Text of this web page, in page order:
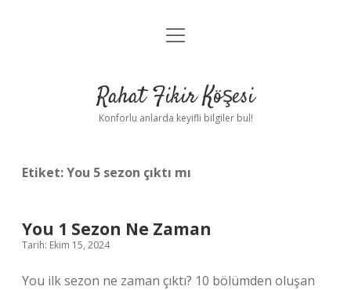
Anasayfa
Yasal Uyarı
menüyü
Rahat Fikir Köşesi
Konforlu anlarda keyifli bilgiler bul!
Etiket:You 5 sezon çıktı mı
You 1 Sezon Ne Zaman
Tarih: Ekim 15, 2024
You ilk sezon ne zaman çıktı? 10 bölümden oluşan